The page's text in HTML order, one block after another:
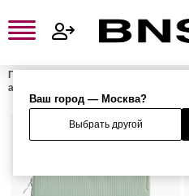
Ваш город — Москва?
Выбрать другой
Главная
аксессуары